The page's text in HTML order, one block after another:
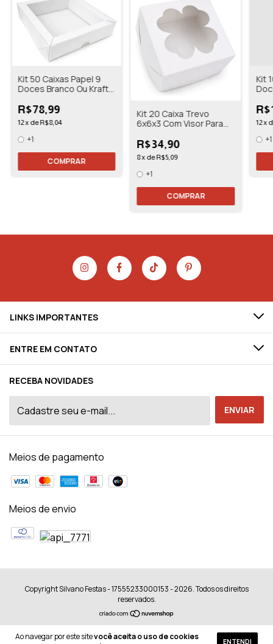
Ao navegar por este sitevocê aceita o uso de cookies
ENTENDI
Kit 50 Caixas Papel 9
Doces Branco Ou Kraft
R$78,99
12x deR$8,04
+1
COMPRAR
Kit 20 Caixa Trevo
6x6x3 Com Visor Para
R$34,90
8x deR$5,09
+1
COMPRAR
Kit
12x
+1
LINKS IMPORTANTES
ENTRE EM CONTATO
RECEBA NOVIDADES
Meios de pagamento
Meios de envio
Copyright Silvano Festas - 17555233000153 - 2026. Todos os direitos
reservados.